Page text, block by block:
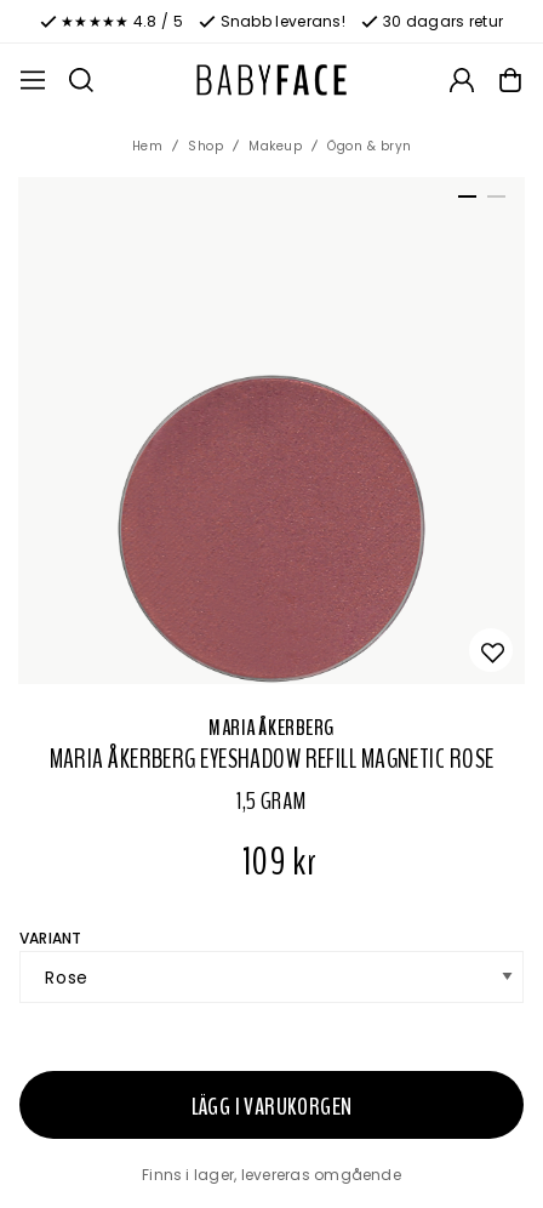
★★★★★ 4.8 / 5 Snabb leverans! 30 dagars retur
Hem Shop Makeup Ögon & bryn
MARIA ÅKERBERG
MARIA ÅKERBERG EYESHADOW REFILL MAGNETIC ROSE
1,5 GRAM
109 kr
VARIANT
LÄGG I VARUKORGEN
Finns i lager, levereras omgående